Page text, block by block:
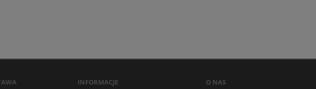
INFORMACJE O NAS